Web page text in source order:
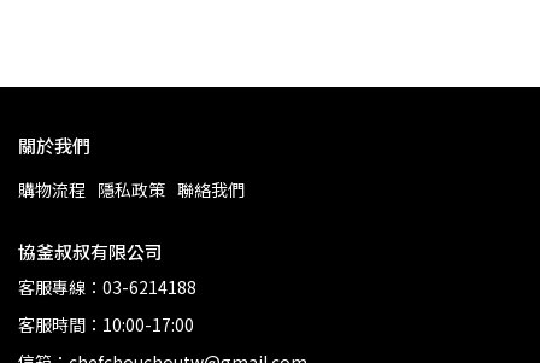
關於我們
購物流程 隱私政策 聯絡我們
協釜叔叔有限公司
客服專線：03-6214188
客服時間：10:00-17:00